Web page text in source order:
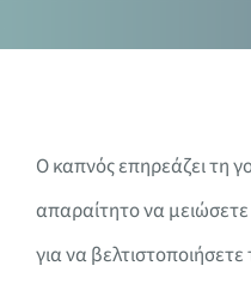
O καπνός επηρεάζει τη
απαραίτητο να
για να βελτιστοποιήσετε